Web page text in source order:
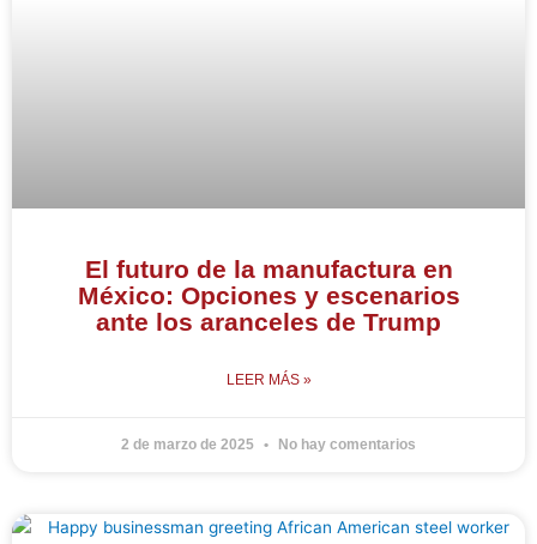
El futuro de la manufactura en
México: Opciones y escenarios
ante los aranceles de Trump
LEER MÁS »
2 de marzo de 2025 No hay comentarios